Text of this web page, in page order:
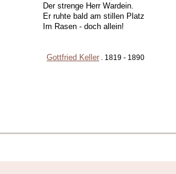
Der strenge Herr Wardein.
Er ruhte bald am stillen Platz
Im Rasen - doch allein!
Gottfried Keller . 1819 - 1890